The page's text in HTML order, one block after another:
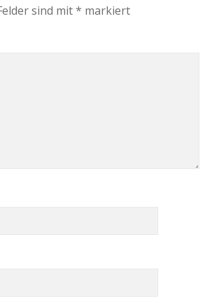
sind mit* markiert